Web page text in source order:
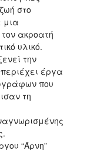
στο
μια
ακροατή
υλικό.
την
έργα
που
τη
“Άρνη”